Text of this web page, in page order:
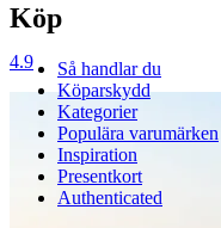
4.9
Köp
Så handlar du
Köparskydd
Kategorier
Populära varumärken
Inspiration
Presentkort
Authenticated